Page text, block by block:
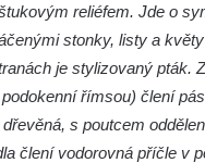
ve Velenicích
26 ve Velenicích
ve Velenicích
ve Svojkově
čp. 6 ve Svojkově
reliéfem. Jde o
stonky, listy a
je stylizovaný pták.
římsou) člení
s poutcem
člení vodorovná příčle v